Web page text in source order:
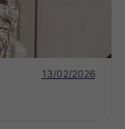
13/02/2026